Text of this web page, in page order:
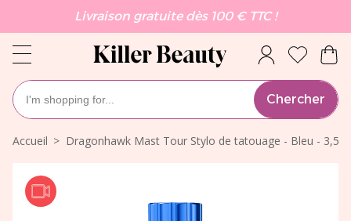
Livraison gratuite dès 100 € TTC !
Chercher
Accueil Dragonhawk Mast Tour Stylo de tatouage - Bleu - 3,5